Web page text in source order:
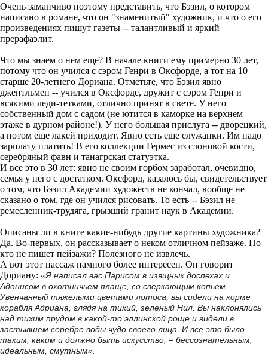
Очень заманчиво поэтому представить, что Бэзил, о котором
написано в романе, что он "знаменитый" художник, и что о его
произведениях пишут газеты -- талантливый и яркий
прерафаэлит.
Что мы знаем о нем еще? В начале книги ему примерно 30 лет,
потому что он учился с сэром Генри в Оксфорде, а тот на 10
старше 20-летнего Дориана. Отметьте, что Бэзил явно
джентльмен -- учился в Оксфорде, дружит с сэром Генри и
всякими леди-тетками, отлично принят в свете. У него
собственный дом с садом (не ютится в каморке на верхнем
этаже в дурном районе!). У него большая прислуга -- дворецкий,
а потом еще лакей приходит. Явно есть еще служанки. Им надо
зарплату платить! В его коллекции Гермес из слоновой кости,
серебряный фавн и танагрская статуэтка.
И все это в 30 лет: явно не своим горбом заработал, очевидно,
семья у него с достатком. Оксфорд, казалось бы, свидетельствует
о том, что Бэзил Академии художеств не кончал, вообще не
сказано о том, где он учился рисовать. То есть -- Бэзил не
ремесленник-трудяга, грызший гранит наук в Академии.
Описаны ли в книге какие-нибудь другие картины художника?
Да. Во-первых, он рассказывает о неком отличном пейзаже. Но
кто не пишет пейзажи? Полезного не извлечь.
А вот этот пассаж намного более интересен. Он говорит
Дориану: «Я написал вас Парисом в изящных доспехах и
Адонисом в охотничьем плаще, со сверкающим копьем.
Увенчанный тяжелыми цветами лотоса, вы сидели на корме
корабля Адриана, глядя на тихий, зеленый Нил. Вы наклонялись
над тихим прудом в какой-то эллинской роще и видели в
застывшем серебре воды чудо своего лица. И все это было
таким, каким и должно быть искусство, – бессознательным,
идеальным, смутным».